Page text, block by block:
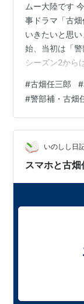
お吟さま（
乞食大将（
海抜0米（1964
この空のある
ぜったい多数（
裸の青春（1965
この声なき叫び
かあちゃんと
雨の中の二人
侠勇の花道 ド
男なら振りむ
無理心中 日本
ムー大陸です
事ドラマ「古
いきたいと思
始、当初は「警
シーズン2から
2006年まで足
ました。 古畑
調、黒ずくめ
が、鋭い観察
ち、数々の難事
でありますが
#古畑任三郎 #
#警部補・古畑
いのしし日
スマホと古畑